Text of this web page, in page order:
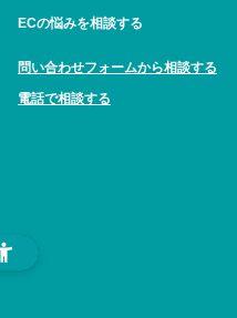
ECの悩みを相談する
問い合わせフォームから相談する
電話で相談する